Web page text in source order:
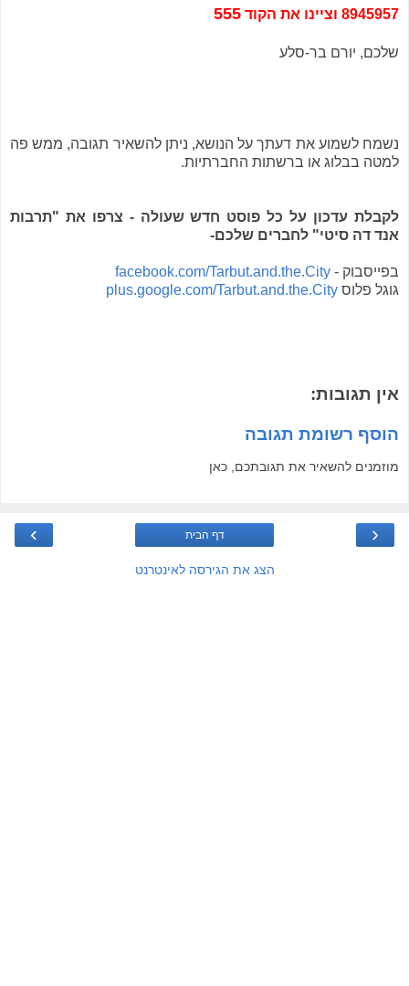
8945957 ו ציינו את הקוד 555
שלכם, יורם בר-סלע
נשמח לשמוע את דעתך על הנושא, ניתן להשאיר תגובה, ממש פה
למטה בבלוג או ברשתות החברתיות.
לקבלת עדכון על כל פוסט חדש שעולה - צרפו את "תרבות
אנד דה סיטי" לחברים שלכם-
בפייסבוק - facebook.com/Tarbut.and.the.City
גוגל פלוס plus.google.com/Tarbut.and.the.City
אין תגובות:
הוסף רשומת תגובה
מוזמנים להשאיר את תגובתכם, כאן
‹
› דף הבית
הצג את הגירסה לאינטרנט